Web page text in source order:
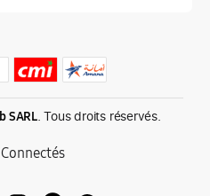
références incontournables :
SARL. Tous droits réservés.